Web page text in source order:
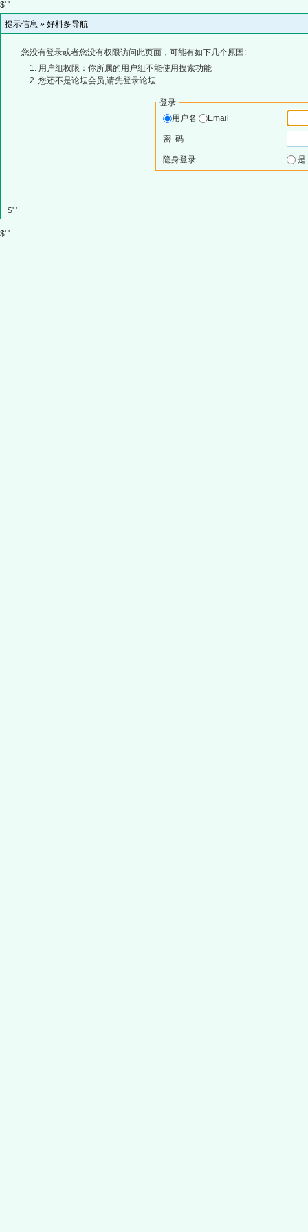
$' '
提示信息 » 好料多导航
您没有登录或者您没有权限访问此页面，可能有如下几个原因:
用户组权限：你所属的用户组不能使用搜索功能
您还不是论坛会员,请先登录论坛
登录
用户名
Email
密 码
隐身登录
$' '
$' '